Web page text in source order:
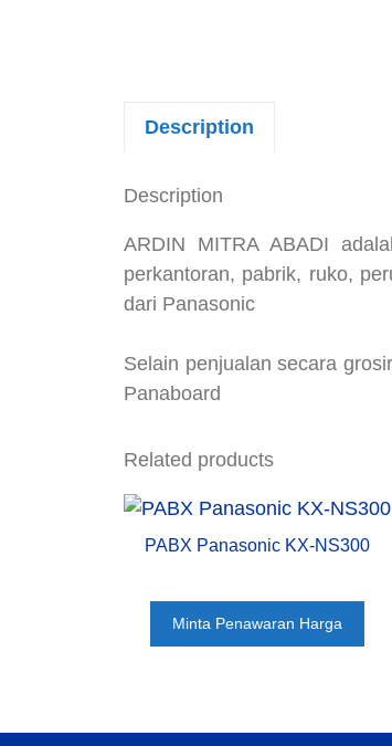
Description
Description
ARDIN MITRA ABADI
perkantoran, pabrik, ruko,
dari Panasonic
Selain penjualan secara
Panaboard
Related products
PABX Panasonic KX-NS300
Minta Penawaran Harga